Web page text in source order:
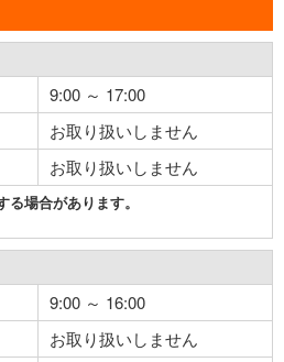
9:00 ～ 17:00
お取り扱いしません
お取り扱いしません
場合があります。
9:00 ～ 16:00
お取り扱いしません